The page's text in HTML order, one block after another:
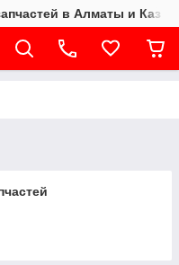
в Алматы и